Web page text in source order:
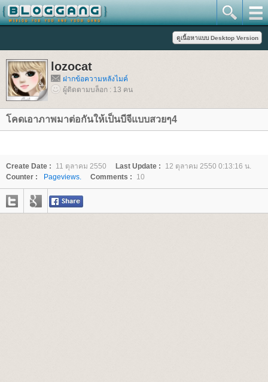
lozocat
ฝากข้อความหลังไมค์
ผู้ติดตามบล็อก : 13 คน
คดเอาภาพมาต่อกันให้เป็นบีจีแบบสวยๆ4
Create Date : 11 ตุลาคม 2550 Last Update :
12 ตุลาคม 2550 0:13:16 น.
Counter :
Pageviews. Comments : 10